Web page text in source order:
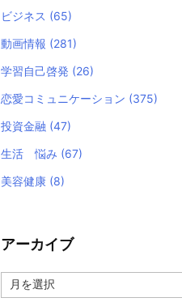
ビジネス (65)
動画情報 (281)
学習自己啓発 (26)
恋愛コミュニケーション (375)
投資金融 (47)
生活 悩み (67)
美容健康 (8)
アーカイブ
ー